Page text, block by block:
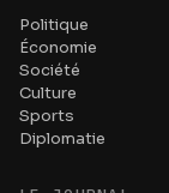
Politique
Économie
Société
Culture
Sports
Diplomatie